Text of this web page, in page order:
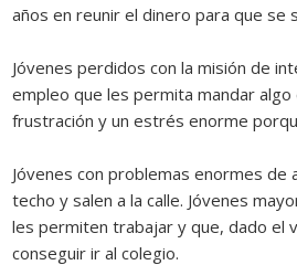
años en reunir el dinero para que se
Jóvenes perdidos con la misión de
empleo que les permita mandar algo
frustración y un estrés enorme
Jóvenes con problemas enormes de
techo y salen a la calle. Jóvenes
les permiten trabajar y que, dado el
conseguir ir al colegio.